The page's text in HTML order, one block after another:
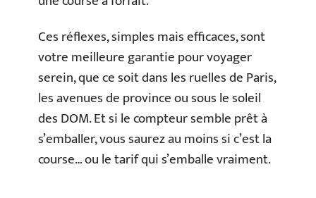
Ces réflexes, simples mais efficaces, sont
votre meilleure garantie pour voyager
serein, que ce soit dans les ruelles de Paris,
les avenues de province ou sous le soleil
des DOM. Et si le compteur semble prêt à
s’emballer, vous saurez au moins si c’est la
course… ou le tarif qui s’emballe vraiment.